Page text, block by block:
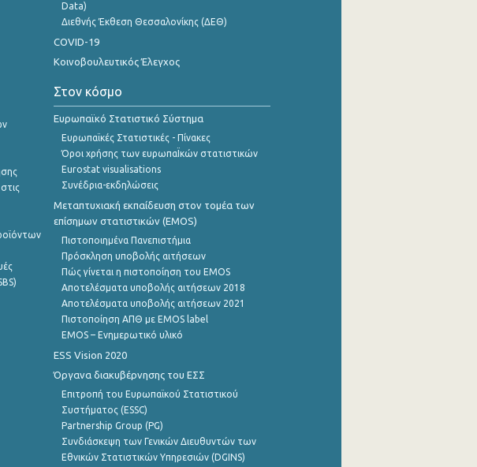
Data)
Διεθνής Έκθεση Θεσσαλονίκης (ΔΕΘ)
COVID-19
Κοινοβουλευτικός Έλεγχος
Στον κόσμο
Ευρωπαϊκό Στατιστικό Σύστημα
Ευρωπαϊκές Στατιστικές - Πίνακες
Όροι χρήσης των ευρωπαΪκών στατιστικών
Eurostat visualisations
Συνέδρια-εκδηλώσεις
Μεταπτυχιακή εκπαίδευση στον τομέα των
επίσημων στατιστικών (EMOS)
Πιστοποιημένα Πανεπιστήμια
Πρόσκληση υποβολής αιτήσεων
Πώς γίνεται η πιστοποίηση του EMOS
Αποτελέσματα υποβολής αιτήσεων 2018
Αποτελέσματα υποβολής αιτήσεων 2021
Πιστοποίηση ΑΠΘ με EMOS label
EMOS – Ενημερωτικό υλικό
ESS Vision 2020
Όργανα διακυβέρνησης του ΕΣΣ
Επιτροπή του Ευρωπαϊκού Στατιστικού
Συστήματος (ESSC)
Partnership Group (PG)
Συνδιάσκεψη των Γενικών Διευθυντών των
Εθνικών Στατιστικών Υπηρεσιών (DGINS)